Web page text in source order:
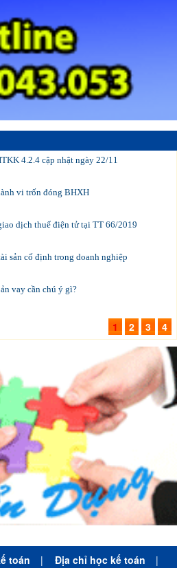
4.2.4 cập nhật ngày 22/11
vi trốn đóng BHXH
dịch thuế điện tử tại TT 66/2019
sản cố định trong doanh nghiệp
vay cần chú ý gì?
1 2 3 4
toán | Địa chỉ học kế toán
|